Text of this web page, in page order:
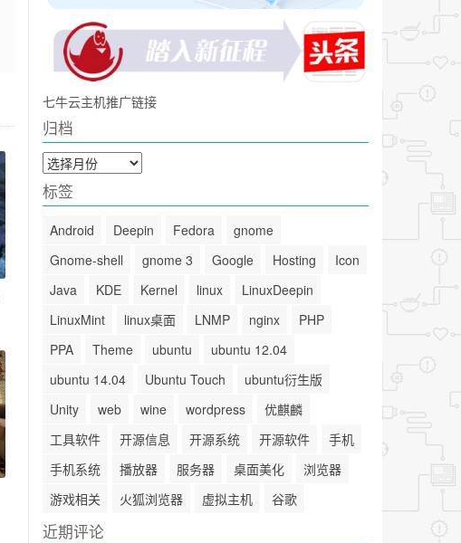
七牛云主机推广链接
归档
归
档
标签
Android Deepin Fedora
gnome
Gnome-shell
gnome 3 Google Hosting
Icon
Java
KDE Kernel linux
LinuxDeepin
LinuxMint
linux桌面 LNMP nginx
PHP
PPA
Theme ubuntu
ubuntu 12.04
ubuntu 14.04
Ubuntu Touch
ubuntu衍生版
Unity
web wine wordpress
优麒麟
工具软件
开源信息 开源系统 开源软件
手机
手机系统
播放器 服务器 桌面美化
浏览器
游戏相关
火狐浏览器 虚拟主机 谷歌
近期评论